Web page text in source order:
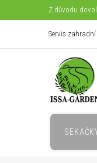
na
Z důvodu
Servis